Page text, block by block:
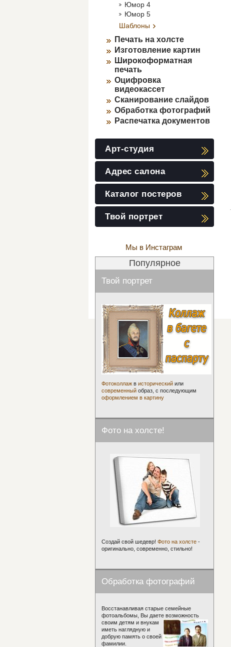
Юмор 4
Юмор 5
Шаблоны
Печать на холсте
Изготовление картин
Широкоформатная
печать
Оцифровка
видеокассет
Сканирование слайдов
Обработка фотографий
Распечатка документов
Арт-студия
Адрес салона
Каталог постеров
Твой портрет
Мы в Инстаграм
Популярное
Твой портрет
Фотоколлаж в исторический или
современный образ, с последующим
оформлением в картину
Фото на холсте!
Создай свой шедевр! Фото на холсте -
оригинально, современно, стильно!
Обработка фотографий
Восстанавливая старые семейные
фотоальбомы, Вы даете возможность
своим детям и внукам
иметь наглядную и
добрую память о своей
фамилии.